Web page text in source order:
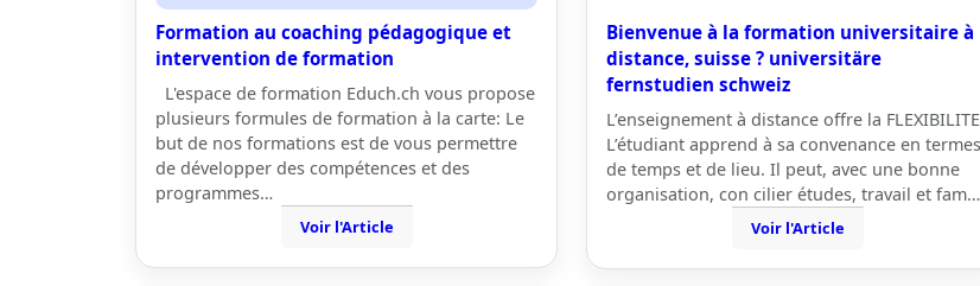
Formation au coaching pédagogique et
intervention de formation
L'espace de formation Educh.ch vous propose
plusieurs formules de formation à la carte: Le
but de nos formations est de vous permettre
de développer des compétences et des
programmes…
Voir l'Article
Bienvenue à la formation universitaire à
distance, suisse ? universitäre
fernstudien schweiz
L’enseignement à distance offre la
L’étudiant apprend à sa convenance en termes
de temps et de lieu. Il peut, avec une bonne
organisation, con cilier études, travail et fam…
Voir l'Article